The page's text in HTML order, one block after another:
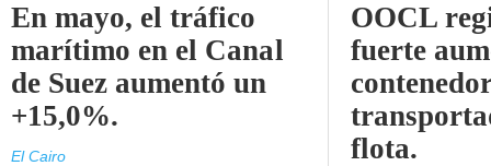
En mayo, el tráfico
marítimo en el Canal
de Suez aumentó un
+15,0%.
El Cairo
OOCL
fuerte
flota.